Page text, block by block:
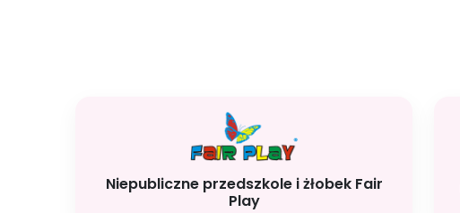
Niepubliczne przedszkole i żłobek Fair
Play